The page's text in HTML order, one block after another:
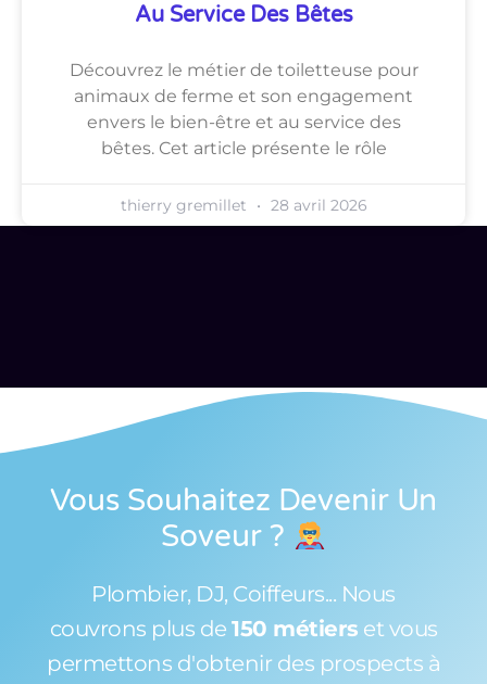
Au Service Des Bêtes
Découvrez le métier de toiletteuse pour
animaux de ferme et son engagement
envers le bien-être et au service des
bêtes. Cet article présente le rôle
thierry gremillet 28 avril 2026
Vous Souhaitez Devenir Un
Soveur ?
Plombier, DJ, Coiffeurs... Nous
couvrons plus de 150 métiers et vous
permettons d'obtenir des prospects à